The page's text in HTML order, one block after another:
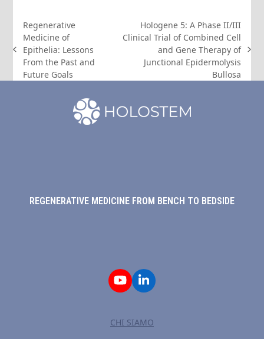
post
precedente:
Regenerative
Medicine of
Epithelia: Lessons
From the Past and
Future Goals
successivo:
Hologene 5: A Phase II/III
Clinical Trial of Combined Cell
and Gene Therapy of
Junctional Epidermolysis
Bullosa
REGENERATIVE MEDICINE FROM BENCH TO BEDSIDE
YouTubeLinkedIn
CHI SIAMO